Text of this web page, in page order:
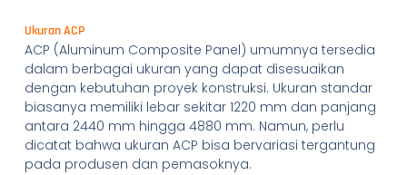
Ukuran ACP
ACP (Aluminum Composite Panel) umumnya tersedia
dalam berbagai ukuran yang dapat disesuaikan
dengan kebutuhan proyek konstruksi. Ukuran standar
biasanya memiliki lebar sekitar 1220 mm dan panjang
antara 2440 mm hingga 4880 mm. Namun, perlu
dicatat bahwa ukuran ACP bisa bervariasi tergantung
pada produsen dan pemasoknya.